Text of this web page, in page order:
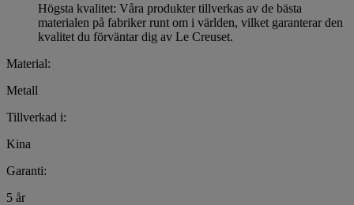
Högsta kvalitet: Våra produkter tillverkas av de bästa
materialen på fabriker runt om i världen, vilket garanterar den
kvalitet du förväntar dig av Le Creuset.
Material:
Metall
Tillverkad i:
Kina
Garanti:
5 år